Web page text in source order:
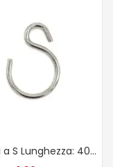
*Ganci a S Lunghezza: 40 mm